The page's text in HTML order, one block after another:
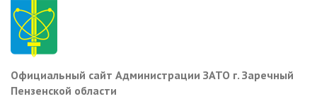
Перейти
основному
содержанию
Официальный сайт Администрации ЗАТО г. Заречный
Пензенской области